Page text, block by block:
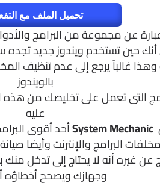
تحميل الملف مع
عن مجموعة من البرامج
حين تستخدم ويندوز جديد تجده
وهذا غالباً يرجع إلى عدم تنظيف
بالويندوز
التى تعمل على تخليصك من هذه
عليه
System Mechanicأحد أقوى
البرامج والإنترنت وأيضا
عن غيره أنه لا يحتاج إلى تدخل
وجهازك ويصحح أخطاؤه